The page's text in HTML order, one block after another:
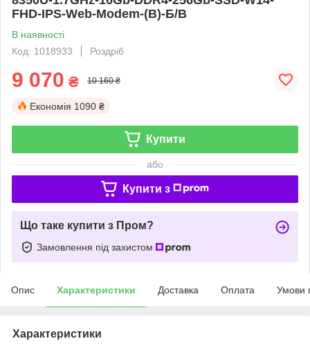
FHD-IPS-Web-Modem-(B)-Б/В
В наявності
Код: 1018933
Роздріб
9 070 ₴ 10 160 ₴
Економія 1090 ₴
Купити
або
Купити з
Що таке купити з Пром?
Замовлення під захистом
Опис Характеристики Доставка Оплата Умови
Характеристики